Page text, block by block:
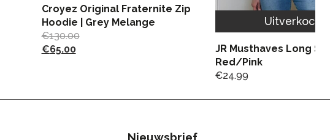
Croyez Original Fraternite Zip
Hoodie | Grey Melange
€130.00
€65.00
Uitverkocht
JR Musthaves Long
Red/Pink
€24.99
Nieuwsbrief